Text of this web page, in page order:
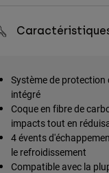
Système de
intégré
Coque en fibre de
impacts tout en
4 évents
le refroidissement
Compatible avec la